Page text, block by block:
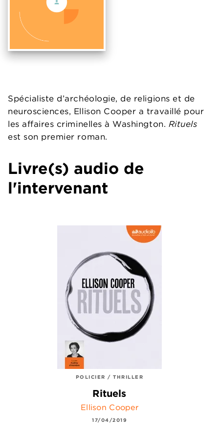
Spécialiste d’archéologie, de religions et de
neurosciences, Ellison Cooper a travaillé pour
les affaires criminelles à Washington. Rituels
est son premier roman.
Livre(s) audio de
l'intervenant
POLICIER / THRILLER
Rituels
Ellison Cooper
17/04/2019